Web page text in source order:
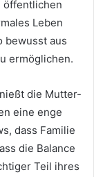
öffentlichen
Leben
bewusst aus
ermöglichen.
die Mutter-
eine enge
dass Familie
die Balance
Teil ihres